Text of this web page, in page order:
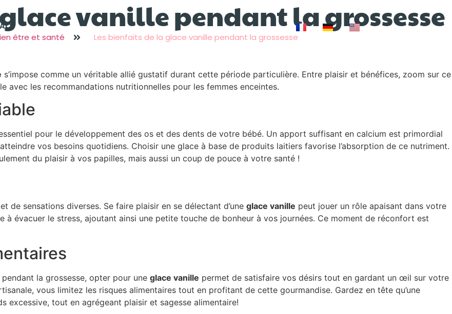
vanille pendant la grossesse
être et santé Les bienfaits de la glace vanille pendant la grossesse
s’impose comme un véritable allié gustatif durant cette période particulière. Entre plaisir et bénéfices, zoom sur ce
les recommandations nutritionnelles pour les femmes enceintes.
pour le développement des os et des dents de votre bébé. Un apport suffisant en calcium est primordial
vos besoins quotidiens. Choisir une glace à base de produits laitiers favorise l’absorption de ce nutriment.
du plaisir à vos papilles, mais aussi un coup de pouce à votre santé !
de sensations diverses. Se faire plaisir en se délectant d’une glace vanille peut jouer un rôle apaisant dans votre
à évacuer le stress, ajoutant ainsi une petite touche de bonheur à vos journées. Ce moment de réconfort est
la grossesse, opter pour une glace vanille permet de satisfaire vos désirs tout en gardant un œil sur votre
vous limitez les risques alimentaires tout en profitant de cette gourmandise. Gardez en tête qu’une
tout en agrégeant plaisir et sagesse alimentaire!